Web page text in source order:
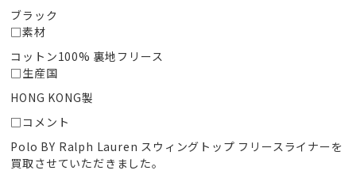
ブラック
□素材
コットン100% 裏地フリース
□生産国
HONG KONG製
□コメント
Polo BY Ralph Lauren スウィングトップ フリースライナーを
買取させていただきました。